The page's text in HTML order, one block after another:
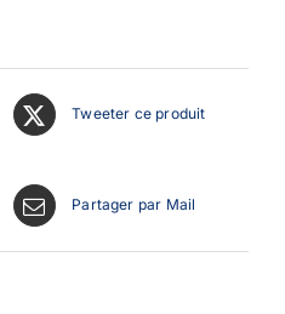
Tweeter ce produit
Partager par Mail